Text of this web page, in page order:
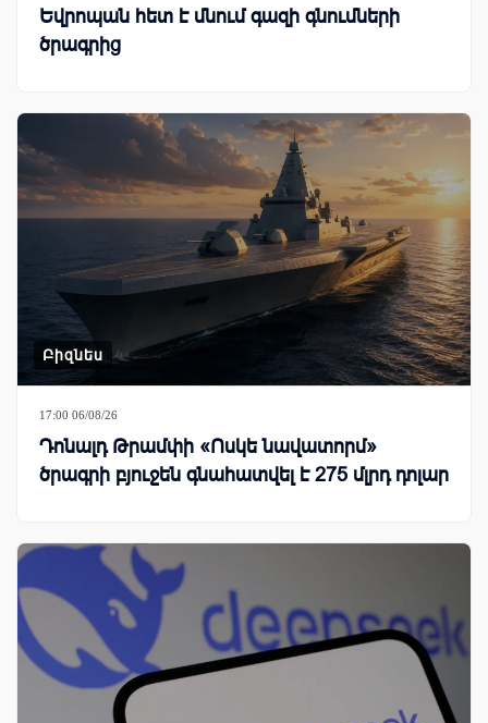
Եվրոպան հետ է մնում գազի գնումների
ծրագրից
Բիզնես
17:00 06/08/26
Դոնալդ Թրամփի «Ոսկե նավատորմ»
ծրագրի բյուջեն գնահատվել է 275 մլրդ դոլար